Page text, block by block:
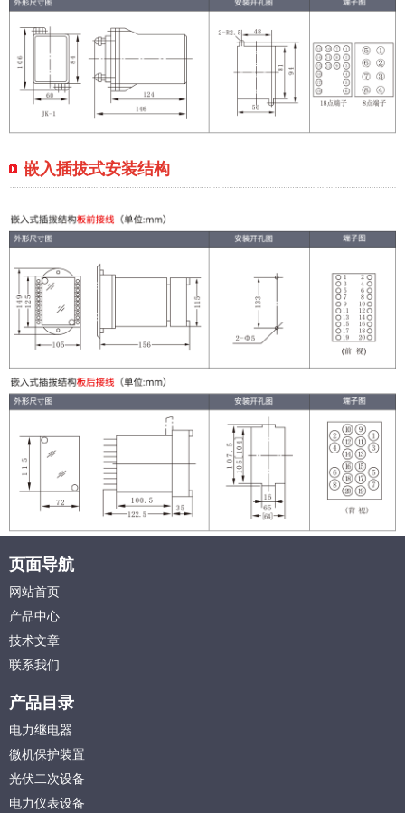
嵌入插拔式安装结构
页面导航
网站首页
产品中心
技术文章
联系我们
产品目录
电力继电器
微机保护装置
光伏二次设备
电力仪表设备